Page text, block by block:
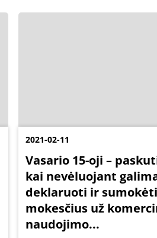
2021-02-11
Vasario 15-oji –
kai nevėluojant
deklaruoti ir sumokėti
mokesčius už
naudojimo...